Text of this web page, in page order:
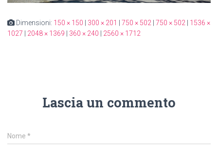
Dimensioni: 150 × 150 | 300 × 201 | 750 × 502 | 750 × 502 | 1536 ×
1027 | 2048 × 1369 | 360 × 240 | 2560 × 1712
Lascia un commento
Nome *